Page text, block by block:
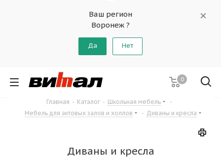
Ваш регион
Воронеж ?
Да Нет
0
Главная - Каталог - Школьная мебель
-
Мебель для актовых залов и холлов
- Диваны и кресла
Диваны и кресла